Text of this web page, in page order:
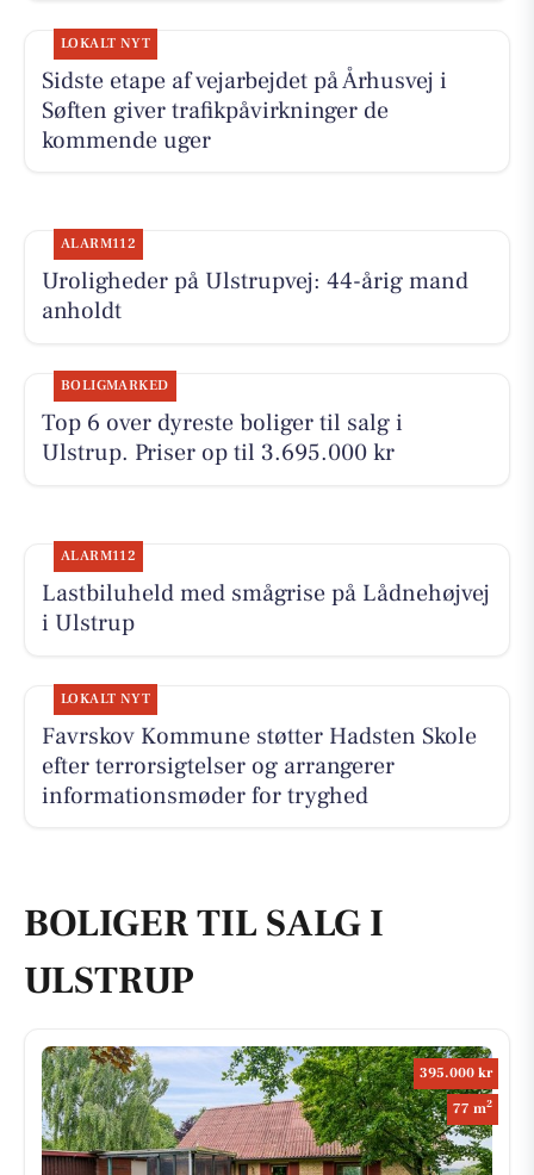
LOKALT NYT
Sidste etape af vejarbejdet på Århusvej i
Søften giver trafikpåvirkninger de
kommende uger
ALARM112
Uroligheder på Ulstrupvej: 44-årig mand
anholdt
BOLIGMARKED
Top 6 over dyreste boliger til salg i
Ulstrup. Priser op til 3.695.000 kr
ALARM112
Lastbiluheld med smågrise på Lådnehøjvej
i Ulstrup
LOKALT NYT
Favrskov Kommune støtter Hadsten Skole
efter terrorsigtelser og arrangerer
informationsmøder for tryghed
BOLIGER TIL SALG I
ULSTRUP
395.000 kr
77 m2